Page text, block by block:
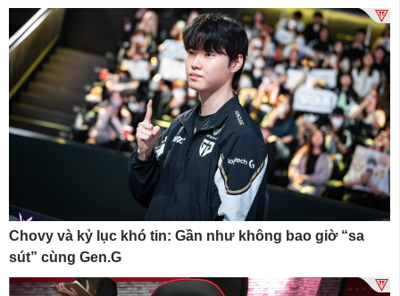
Chovy và kỷ lục khó tin: Gần như không bao giờ “sa
sút” cùng Gen.G